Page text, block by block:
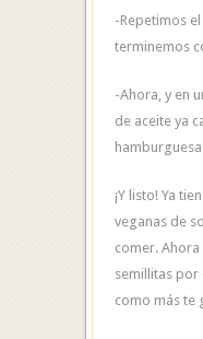
-Repetimos
terminemos
-Ahora, y en
de aceite ya
¡Y listo! Ya
veganas de
comer.
semillitas por
como más te